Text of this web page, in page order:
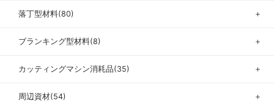
落丁型材料(80) ＋
ブランキング型材料(8) ＋
カッティングマシン消耗品(35) ＋
周辺資材(54) ＋